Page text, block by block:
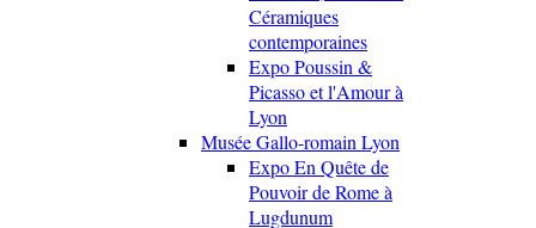
Céramiques
contemporaines
Expo Poussin &
Picasso et l'Amour à
Lyon
Musée Gallo-romain Lyon
Expo En Quête de
Pouvoir de Rome à
Lugdunum